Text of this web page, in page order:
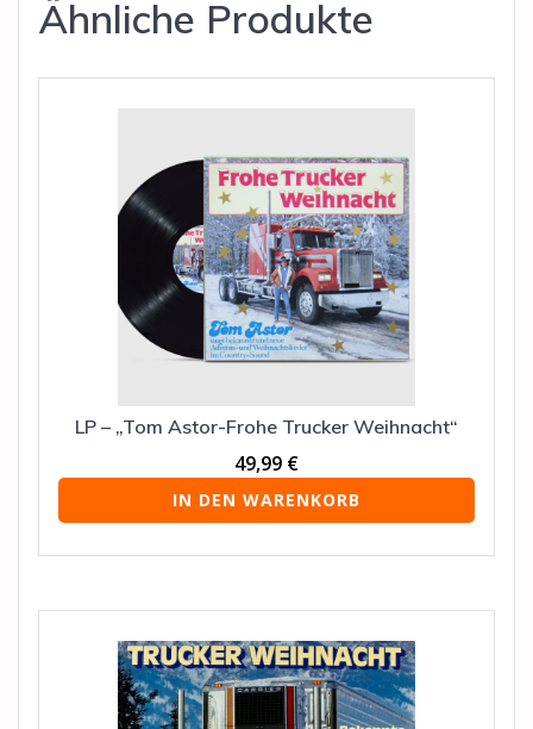
Ähnliche Produkte
LP – „Tom Astor-Frohe Trucker Weihnacht“
49,99 €
IN DEN WARENKORB